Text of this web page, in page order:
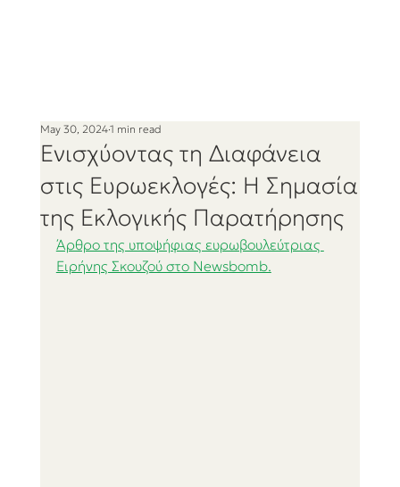
Ενισχύοντας τη Διαφάνεια
στις Ευρωεκλογές: Η Σημασία
της Εκλογικής Παρατήρησης
May 30, 20241 min read
Άρθρο της υποψήφιας ευρωβουλεύτριας
Ειρήνης Σκουζού στο Newsbomb.